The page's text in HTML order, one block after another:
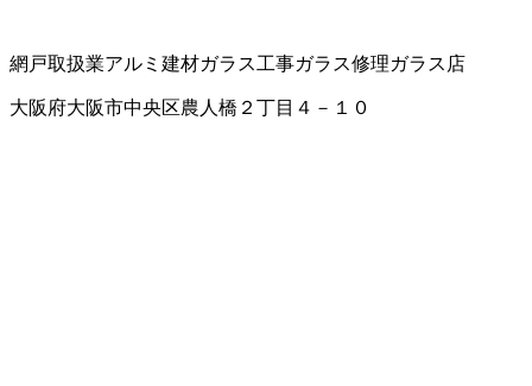
網戸取扱業アルミ建材ガラス工事ガラス修理ガラス店
大阪府大阪市中央区農人橋２丁目４－１０